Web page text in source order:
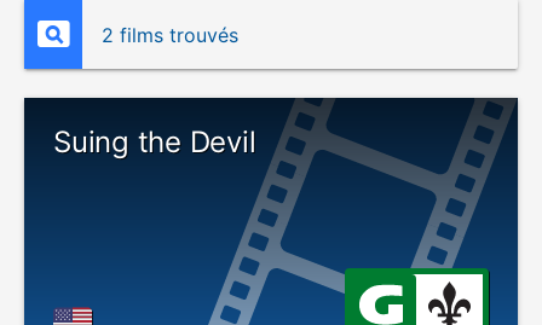
2 films trouvés
Suing the Devil